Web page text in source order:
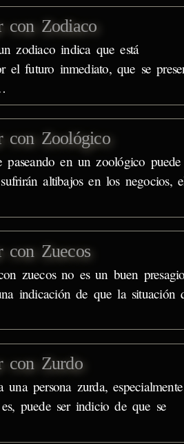
con Zodiaco
zodiaco indica que está
el futuro inmediato, que se
con Zoológico
paseando en un zoológico puede
altibajos en los negocios,
con Zuecos
zuecos no es un buen
indicación de que la situación
con Zurdo
una persona zurda,
puede ser indicio de que se